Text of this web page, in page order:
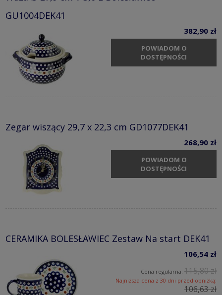
GU1004DEK41
382,90 zł
POWIADOM O
DOSTĘPNOŚCI
Zegar wiszący 29,7 x 22,3 cm GD1077DEK41
268,90 zł
POWIADOM O
DOSTĘPNOŚCI
CERAMIKA BOLESŁAWIEC Zestaw Na start DEK41
106,54 zł
Cena regularna: 115,80 zł
Najniższa cena z 30 dni przed obniżką:
106,63 zł